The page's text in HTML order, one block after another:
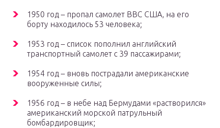
1950 год – пропал самолет ВВС США, на его
борту находилось 53 человека;
1953 год – список пополнил английский
транспортный самолет с 39 пассажирами;
1954 год – вновь пострадали американские
вооруженные силы;
1956 год – в небе над Бермудами «растворился»
американский морской патрульный
бомбардировщик;